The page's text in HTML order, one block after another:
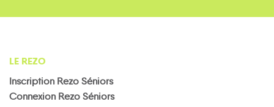
LE REZO
Inscription Rezo Séniors
Connexion Rezo Séniors